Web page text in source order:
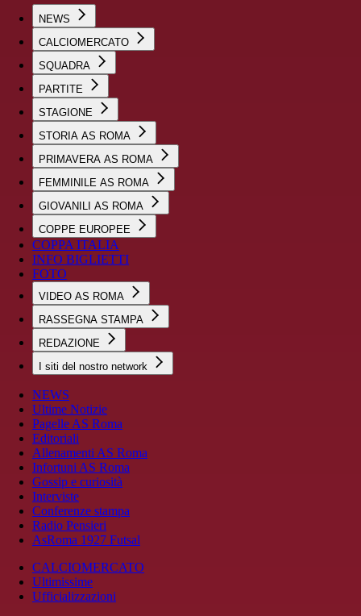
NEWS
CALCIOMERCATO
SQUADRA
PARTITE
STAGIONE
STORIA AS ROMA
PRIMAVERA AS ROMA
FEMMINILE AS ROMA
GIOVANILI AS ROMA
COPPE EUROPEE
COPPA ITALIA
INFO BIGLIETTI
FOTO
VIDEO AS ROMA
RASSEGNA STAMPA
REDAZIONE
I siti del nostro network
NEWS
Ultime Notizie
Pagelle AS Roma
Editoriali
Allenamenti AS Roma
Infortuni AS Roma
Gossip e curiosità
Interviste
Conferenze stampa
Radio Pensieri
AsRoma 1927 Futsal
CALCIOMERCATO
Ultimissime
Ufficializzazioni